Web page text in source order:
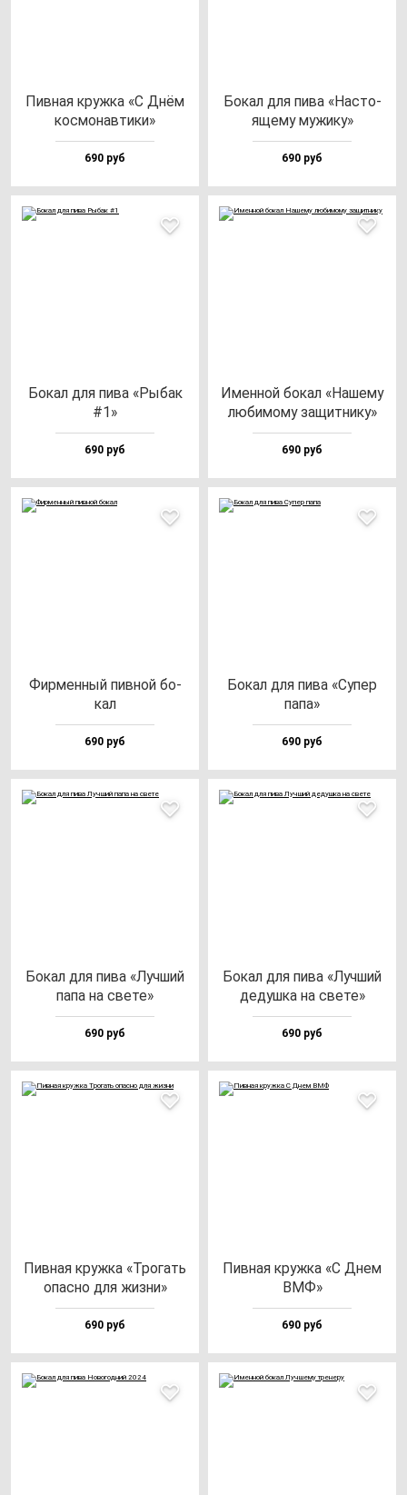
Пив­ная круж­ка «С Днём
кос­мо­нав­ти­ки»
690 руб
Бокал для пи­ва «Нас­то­
яще­му му­жи­ку»
690 руб
Бокал для пи­ва «Рыбак
#1»
690 руб
Имен­ной бо­кал «Наше­му
лю­би­мо­му за­щит­ни­ку»
690 руб
Фир­мен­ный пив­ной бо­
кал
690 руб
Бокал для пи­ва «Супер
па­па»
690 руб
Бокал для пи­ва «Луч­ший
па­па на све­те»
690 руб
Бокал для пи­ва «Луч­ший
де­душ­ка на све­те»
690 руб
Пив­ная круж­ка «Тро­гать
опас­но для жиз­ни»
690 руб
Пив­ная круж­ка «С Днем
ВМФ»
690 руб